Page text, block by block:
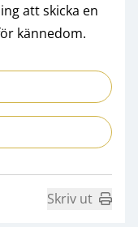
att skicka en
kännedom.
Skriv ut